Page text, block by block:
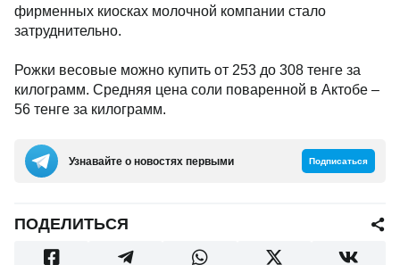
фирменных киосках молочной компании стало
затруднительно.
Рожки весовые можно купить от 253 до 308 тенге за
килограмм. Средняя цена соли поваренной в Актобе –
56 тенге за килограмм.
Узнавайте о новостях первыми Подписаться
ПОДЕЛИТЬСЯ